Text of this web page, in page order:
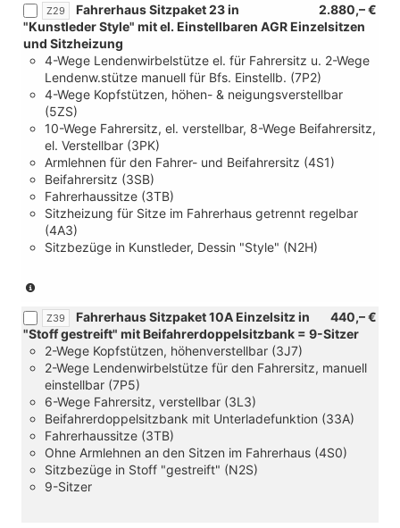
Verbindung
mit
[FM4]
Trimlevel
Style
für
Transporter)
Z29 2.880,– €
Fahrerhaus Sitzpaket 23 in
"Kunstleder Style" mit el. Einstellbaren AGR Einzelsitzen
und Sitzheizung
4-Wege Lendenwirbelstütze el. für Fahrersitz u. 2-Wege
Lendenw.stütze manuell für Bfs. Einstellb. (7P2)
4-Wege Kopfstützen, höhen- & neigungsverstellbar
(5ZS)
10-Wege Fahrersitz, el. verstellbar, 8-Wege Beifahrersitz,
el. Verstellbar (3PK)
Armlehnen für den Fahrer- und Beifahrersitz (4S1)
Beifahrersitz (3SB)
Fahrerhaussitze (3TB)
Sitzheizung für Sitze im Fahrerhaus getrennt regelbar
(4A3)
Sitzbezüge in Kunstleder, Dessin "Style" (N2H)
Verbindung
mit
[FM4]
Trimlevel
Style
für
Transporter)
Z39 440,– €
Fahrerhaus Sitzpaket 10A Einzelsitz in
"Stoff gestreift" mit Beifahrerdoppelsitzbank = 9-Sitzer
2-Wege Kopfstützen, höhenverstellbar (3J7)
2-Wege Lendenwirbelstütze für den Fahrersitz, manuell
einstellbar (7P5)
6-Wege Fahrersitz, verstellbar (3L3)
Beifahrerdoppelsitzbank mit Unterladefunktion (33A)
Fahrerhaussitze (3TB)
Ohne Armlehnen an den Sitzen im Fahrerhaus (4S0)
Sitzbezüge in Stoff "gestreift" (N2S)
9-Sitzer